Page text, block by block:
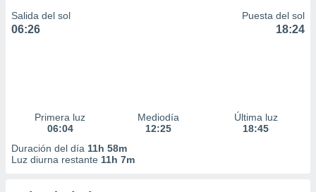
Salida del sol
06:26
Puesta del sol
18:24
Primera luz
06:04
Mediodía
12:25
Última luz
18:45
Duración del día 11h 58m
Luz diurna restante 11h 7m